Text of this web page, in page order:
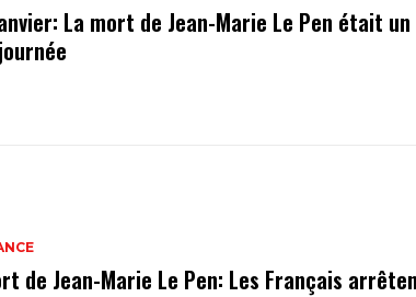
La mort de Jean-Marie Le Pen était
de Jean-Marie Le Pen: Les Français